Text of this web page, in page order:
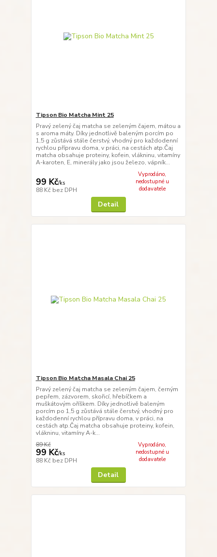
Tipson Bio Matcha Mint 25
Pravý zelený čaj matcha se zeleným čajem, mátou a
s aroma máty. Díky jednotlivě baleným porcím po
1,5 g zůstává stále čerstvý, vhodný pro každodenní
rychlou přípravu doma, v práci, na cestách atp.Čaj
matcha obsahuje proteiny, kofein, vlákninu, vitamíny
A-karoten, E, minerály jako jsou železo, vápník...
99 Kč/ks
88 Kč bez DPH
Vyprodáno,
nedostupné u
dodavatele
Detail
Tipson Bio Matcha Masala Chai 25
Pravý zelený čaj matcha se zeleným čajem, černým
pepřem, zázvorem, skořicí, hřebíčkem a
muškátovým oříškem. Díky jednotlivě baleným
porcím po 1,5 g zůstává stále čerstvý, vhodný pro
každodenní rychlou přípravu doma, v práci, na
cestách atp.Čaj matcha obsahuje proteiny, kofein,
vlákninu, vitamíny A-k...
89 Kč
99 Kč/ks
88 Kč bez DPH
Vyprodáno,
nedostupné u
dodavatele
Detail